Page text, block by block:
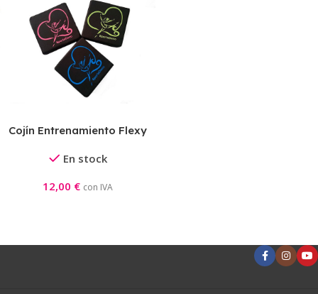
Cojín Entrenamiento Flexy
En stock
12,00 € con IVA